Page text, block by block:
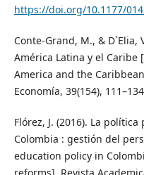
https://doi.org/10.1177/
Conte-Grand, M., & D`Elia,
América Latina y el
America and the
Economía, 39(154),
Flórez, J. (2016). La
Colombia : gestión del
education policy in
reforms]. Revista